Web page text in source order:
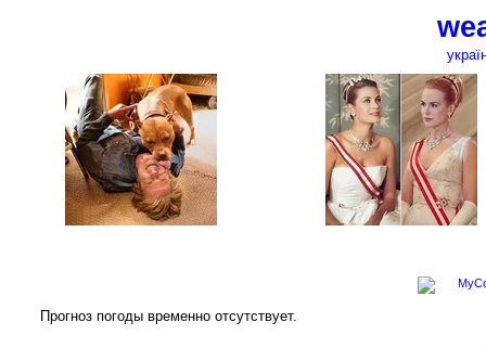
Прогноз погоды временно отсутствует.